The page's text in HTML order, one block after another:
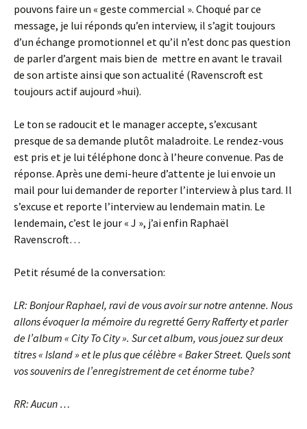
pouvons faire un « geste commercial ». Choqué par ce
message, je lui réponds qu’en interview, il s’agit toujours
d’un échange promotionnel et qu’il n’est donc pas question
de parler d’argent mais bien de mettre en avant le travail
de son artiste ainsi que son actualité (Ravenscroft est
toujours actif aujourd »hui).
Le ton se radoucit et le manager accepte, s’excusant
presque de sa demande plutôt maladroite. Le rendez-vous
est pris et je lui téléphone donc à l’heure convenue. Pas de
réponse. Après une demi-heure d’attente je lui envoie un
mail pour lui demander de reporter l’interview à plus tard. Il
s’excuse et reporte l’interview au lendemain matin. Le
lendemain, c’est le jour « J », j’ai enfin Raphaël
Ravenscroft…
Petit résumé de la conversation:
LR: Bonjour Raphael, ravi de vous avoir sur notre antenne. Nous
allons évoquer la mémoire du regretté Gerry Rafferty et parler
de l’album « City To City ». Sur cet album, vous jouez sur deux
titres « Island » et le plus que célèbre « Baker Street. Quels sont
vos souvenirs de l’enregistrement de cet énorme tube?
RR: Aucun …